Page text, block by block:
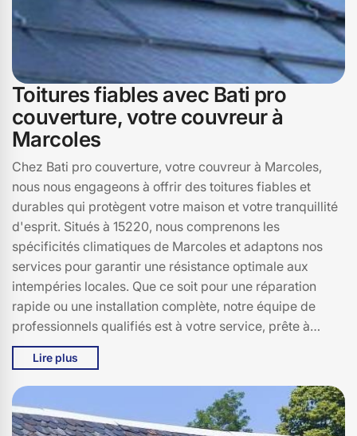
Toitures fiables avec Bati pro
couverture, votre couvreur à
Marcoles
Chez Bati pro couverture, votre couvreur à Marcoles,
nous nous engageons à offrir des toitures fiables et
durables qui protègent votre maison et votre tranquillité
d'esprit. Situés à 15220, nous comprenons les
spécificités climatiques de Marcoles et adaptons nos
services pour garantir une résistance optimale aux
intempéries locales. Que ce soit pour une réparation
rapide ou une installation complète, notre équipe de
professionnels qualifiés est à votre service, prête à
intervenir avec des matériaux de haute qualité et des
techniques éprouvées. Avec Bati pro couverture, vous
bénéficiez d'un savoir-faire artisanal et d'un service
personnalisé, assurant une toiture solide et
esthétiquement plaisante. Nous nous efforçons de
Lire plus